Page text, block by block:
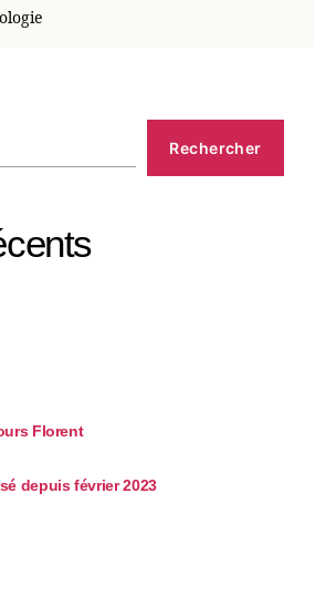
Rechercher
Florent
depuis février 2023